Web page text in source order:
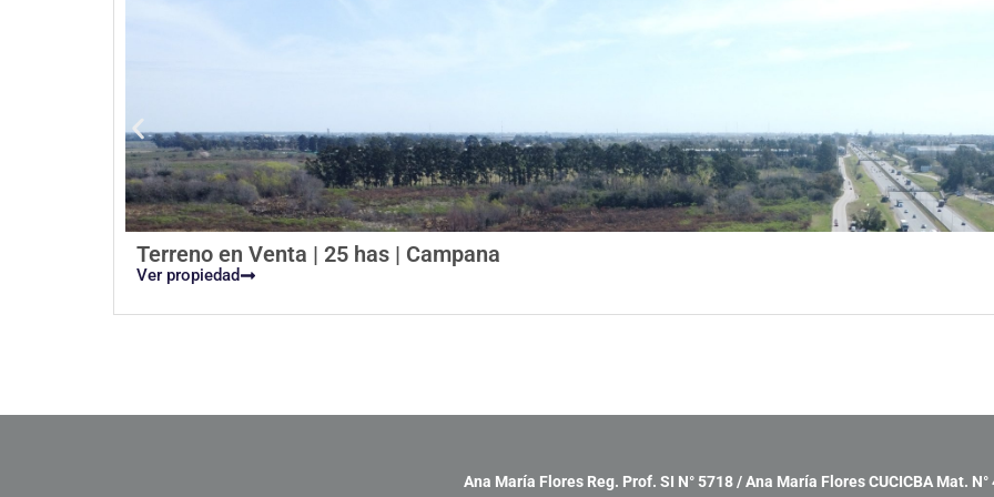
Terreno en Venta | 25 has | Campana
Ver propiedad
Ana María Flores Reg. Prof. SI N° 5718 / Ana María Flores CUCICBA Mat. N°